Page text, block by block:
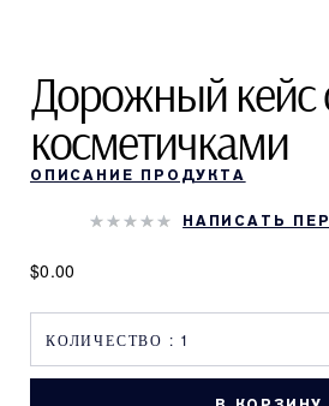
Дорожный кейс
косметичками
ОПИСАНИЕ ПРОДУКТА
НАПИСАТЬ
$0.00